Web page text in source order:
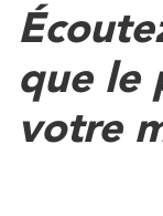
que le
votre